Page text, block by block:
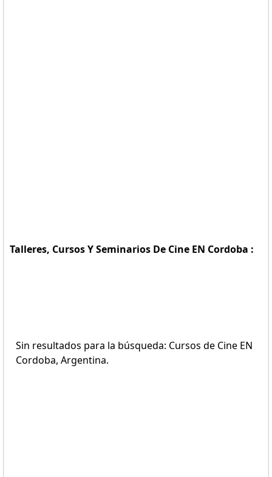
Talleres, Cursos Y Seminarios De Cine EN Cordoba :
Sin resultados para la búsqueda: Cursos de Cine EN
Cordoba, Argentina.